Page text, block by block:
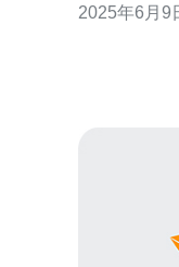
连接质量，
2025年6月9